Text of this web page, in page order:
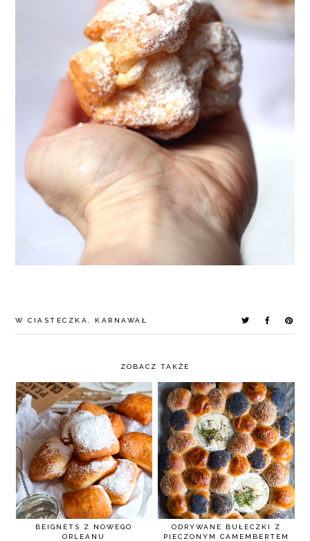
WCIASTECZKA, KARNAWAŁ
ZOBACZ TAKŻE
BEIGNETS Z NOWEGO
ORLEANU
ODRYWANE BUŁECZKI Z
PIECZONYM CAMEMBERTEM